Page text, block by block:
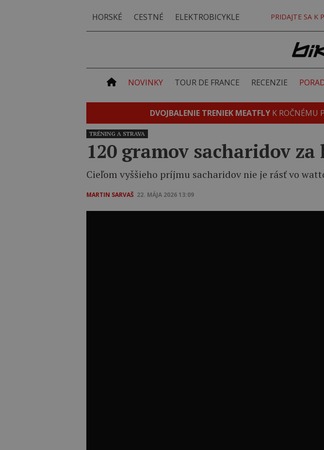
HORSKÉ CESTNÉ ELEKTROBICYKLE PRIDAJTE SA K
NOVINKY TOUR DE FRANCE RECENZIE
DVOJBALENIE TRENIEK MEATFLY K ROČNÉMU
TRÉNING A STRAVA
120 gramov sacharidov
Cieľom vyššieho príjmu sacharidov nie je rásť vo
MARTIN SARVAŠ 22. MÁJA 2026 13:09